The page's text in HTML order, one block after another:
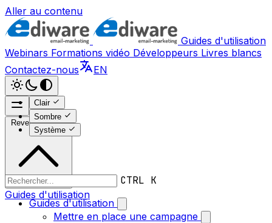
Aller au contenu
Guides d'utilisation
Webinars Formations vidéo Développeurs Livres blancs
Contactez-nous
EN
Clair
Sombre
Système
CTRL K
Guides d'utilisation
Mettre en place une campagne
Revenir en haut
Guides d'utilisation